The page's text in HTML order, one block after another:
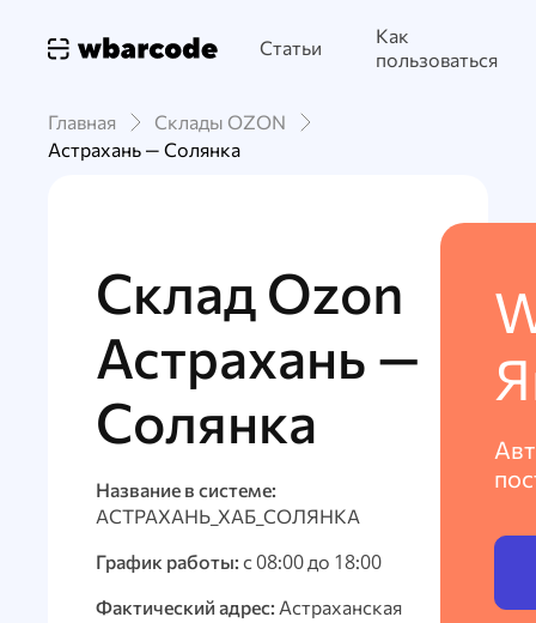
Статьи
Как
пользоваться
Главная
Склады OZON
Астрахань — Солянка
Склад Ozon
Астрахань —
Солянка
Название в системе:
АСТРАХАНЬ_ХАБ_СОЛЯНКА
График работы: с 08:00 до 18:00
Фактический адрес: Астраханская